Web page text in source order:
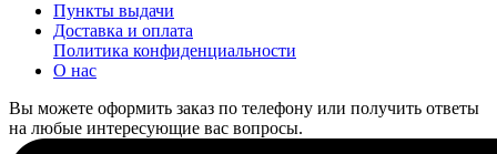
Пункты выдачи
Доставка и оплата
Политика конфиденциальности
О нас
Вы можете оформить заказ по телефону или получить ответы
на любые интересующие вас вопросы.